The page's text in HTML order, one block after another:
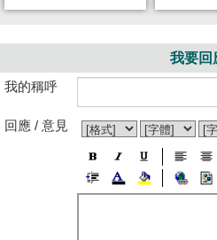
我要回
我的稱呼
回應 / 意見